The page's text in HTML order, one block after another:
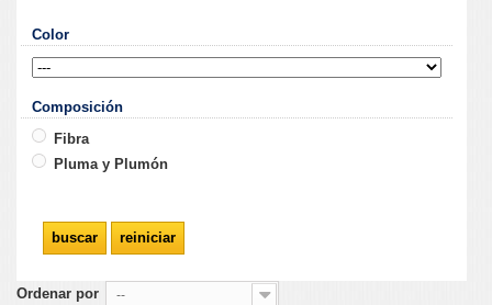
Color
Composición
Fibra
Pluma y Plumón
Ordenar por --